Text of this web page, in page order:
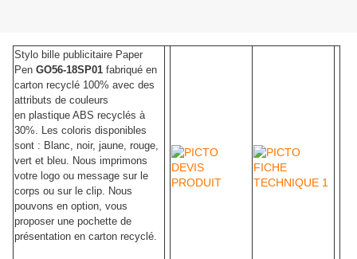
Stylo bille publicitaire Paper
Pen GO56-18SP01 fabriqué en
carton recyclé 100% avec des
attributs de couleurs
en plastique ABS recyclés à
30%. Les coloris disponibles
sont : Blanc, noir, jaune, rouge,
vert et bleu. Nous imprimons
votre logo ou message sur le
corps ou sur le clip. Nous
pouvons en option, vous
proposer une pochette de
présentation en carton recyclé.